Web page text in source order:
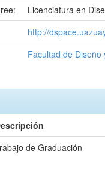
Licenciatura en
http://
Facultad de Diseño
de Graduación